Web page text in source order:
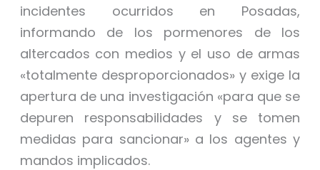
incidentes ocurridos en Posadas,
informando de los pormenores de los
altercados con medios y el uso de armas
«totalmente desproporcionados» y exige la
apertura de una investigación «para que se
depuren responsabilidades y se tomen
medidas para sancionar» a los agentes y
mandos implicados.